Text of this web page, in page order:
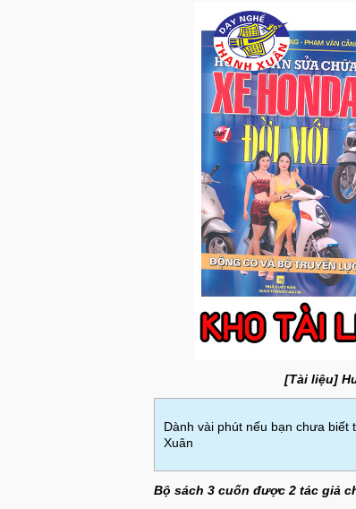
[Tài liệu]
Dành vài phút nếu bạn chưa biết
Xuân
Bộ sách 3 cuốn được 2 tác giả